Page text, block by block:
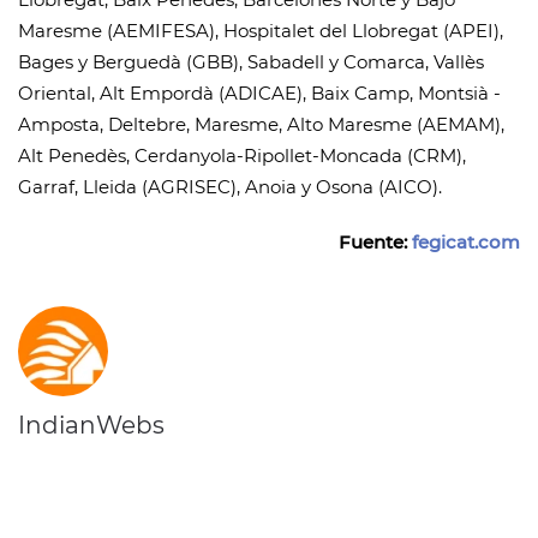
Maresme (AEMIFESA), Hospitalet del Llobregat (APEI),
Bages y Berguedà (GBB), Sabadell y Comarca, Vallès
Oriental, Alt Empordà (ADICAE), Baix Camp, Montsià -
Amposta, Deltebre, Maresme, Alto Maresme (AEMAM),
Alt Penedès, Cerdanyola-Ripollet-Moncada (CRM),
Garraf, Lleida (AGRISEC), Anoia y Osona (AICO).
Fuente:fegicat.com
IndianWebs